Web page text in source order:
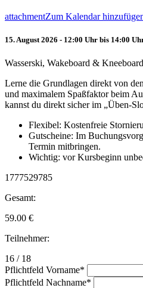
attachmentZum Kalendar
15. August 2026 - 12:00 Uhr bis 14:00
Wasserski, Wakeboard &
Lerne die Grundlagen direkt von
und maximalem Spaßfaktor beim
kannst du direkt sicher im „Üben-
Flexibel: Kostenfreie
Gutscheine: Im
Termin mitbringen.
Wichtig: vor Kursbeginn
1777529785
Gesamt:
59.00 €
Teilnehmer:
16 / 18
Pflichtfeld Vorname*
Pflichtfeld Nachname*